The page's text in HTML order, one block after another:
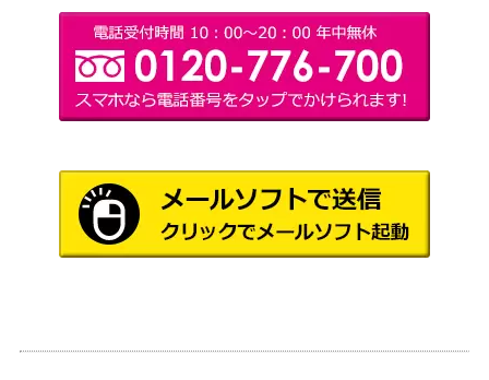
028】
クシャトリラ・ライズハ
ート（PSE）【PHHY-JP
コナミ
（PHOTON
HYPERNOVA）
ズマティック）PHRA
（PHANTOM RAGE）
スターヴ・ヴェノム・フ
ュージョン・ドラゴン
（HR）【INOV-JP038】
コナミ
（インベイジョン・オ
ブ・ヴェノム）
1,700